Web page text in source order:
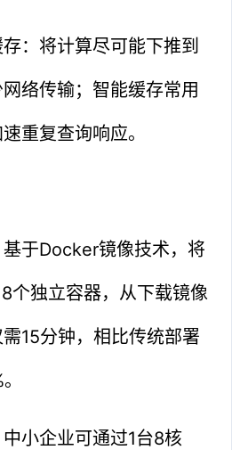
：将计算尽可能下推到
络传输；智能缓存常用
重复查询响应。
于Docker镜像技术，将
个独立容器，从下载镜像
15分钟，相比传统部署
小企业可通过1台8核